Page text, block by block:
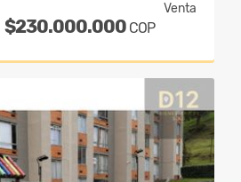
Venta
$230.000.000 COP